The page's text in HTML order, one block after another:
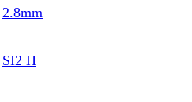
2.8mm
SI2 H